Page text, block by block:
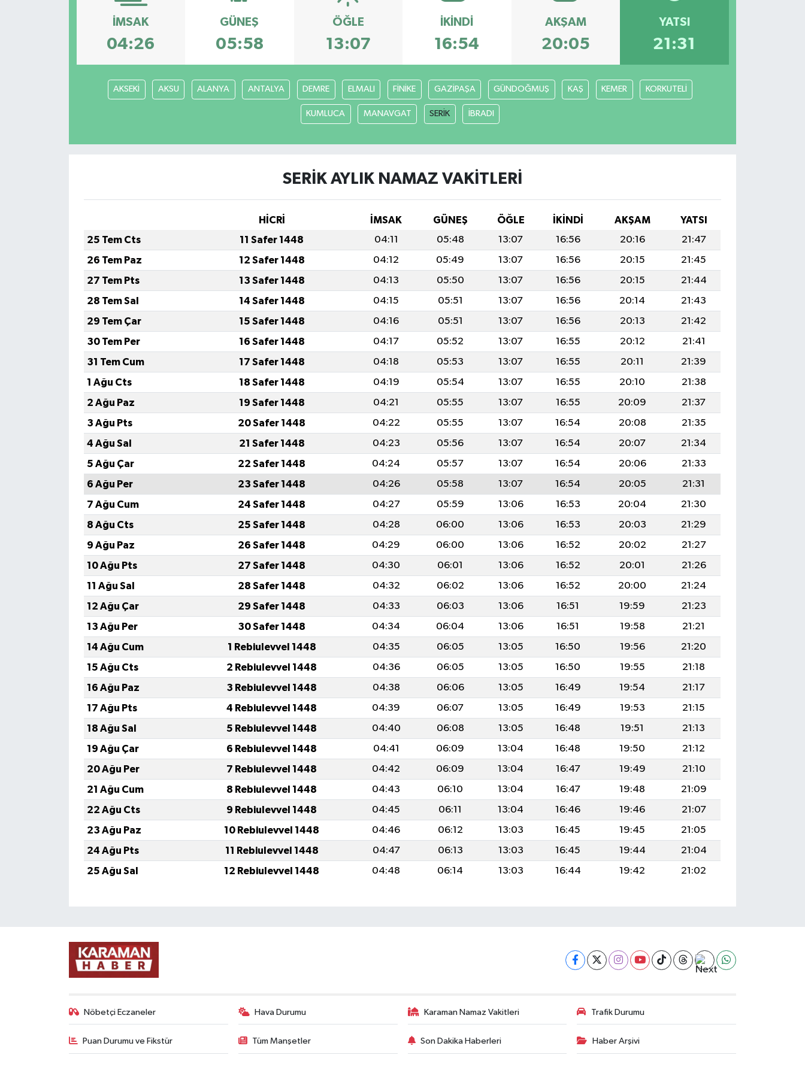
İMSAK
04:26
GÜNEŞ
05:58
ÖĞLE
13:07
İKINDI
16:54
AKŞAM
20:05
YATSI
21:31
AKSEKİ AKSU ALANYA ANTALYA DEMRE ELMALI FİNİKE GAZİPAŞA GÜNDOĞMUŞ KAŞ KEMER KORKUTELİ
KUMLUCA MANAVGAT SERİK İBRADI
SERİK AYLIK NAMAZ VAKITLERI
HİCRİ İMSAK GÜNEŞ ÖĞLE İKINDI AKŞAM
YATSI
25 Tem Cts
11 Safer 1448 04:11 05:48 13:07 16:56 20:16
21:47
26 Tem Paz
12 Safer 1448 04:12 05:49 13:07 16:56 20:15
21:45
27 Tem Pts
13 Safer 1448 04:13 05:50 13:07 16:56 20:15
21:44
28 Tem Sal
14 Safer 1448 04:15 05:51 13:07 16:56 20:14
21:43
29 Tem Çar
15 Safer 1448 04:16 05:51 13:07 16:56 20:13
21:42
30 Tem Per
16 Safer 1448 04:17 05:52 13:07 16:55 20:12
21:41
31 Tem Cum
17 Safer 1448 04:18 05:53 13:07 16:55 20:11
21:39
1 Ağu Cts
18 Safer 1448 04:19 05:54 13:07 16:55 20:10
21:38
2 Ağu Paz
19 Safer 1448 04:21 05:55 13:07 16:55 20:09
21:37
3 Ağu Pts
20 Safer 1448 04:22 05:55 13:07 16:54 20:08
21:35
4 Ağu Sal
21 Safer 1448 04:23 05:56 13:07 16:54 20:07
21:34
5 Ağu Çar
22 Safer 1448 04:24 05:57 13:07 16:54 20:06
21:33
6 Ağu Per
23 Safer 1448 04:26 05:58 13:07 16:54 20:05
21:31
7 Ağu Cum
24 Safer 1448 04:27 05:59 13:06 16:53 20:04
21:30
8 Ağu Cts
25 Safer 1448 04:28 06:00 13:06 16:53 20:03
21:29
9 Ağu Paz
26 Safer 1448 04:29 06:00 13:06 16:52 20:02
21:27
10 Ağu Pts
27 Safer 1448 04:30 06:01 13:06 16:52 20:01
21:26
11 Ağu Sal
28 Safer 1448 04:32 06:02 13:06 16:52 20:00
21:24
12 Ağu Çar
29 Safer 1448 04:33 06:03 13:06 16:51 19:59
21:23
13 Ağu Per
30 Safer 1448 04:34 06:04 13:06 16:51 19:58
21:21
14 Ağu Cum
1 Rebiulevvel 1448 04:35 06:05 13:05 16:50 19:56
21:20
15 Ağu Cts
2 Rebiulevvel 1448 04:36 06:05 13:05 16:50 19:55
21:18
16 Ağu Paz
3 Rebiulevvel 1448 04:38 06:06 13:05 16:49 19:54
21:17
17 Ağu Pts
4 Rebiulevvel 1448 04:39 06:07 13:05 16:49 19:53
21:15
18 Ağu Sal
5 Rebiulevvel 1448 04:40 06:08 13:05 16:48 19:51
21:13
19 Ağu Çar
6 Rebiulevvel 1448 04:41 06:09 13:04 16:48 19:50
21:12
20 Ağu Per
7 Rebiulevvel 1448 04:42 06:09 13:04 16:47 19:49
21:10
21 Ağu Cum
8 Rebiulevvel 1448 04:43 06:10 13:04 16:47 19:48
21:09
22 Ağu Cts
9 Rebiulevvel 1448 04:45 06:11 13:04 16:46 19:46
21:07
23 Ağu Paz
10 Rebiulevvel 1448 04:46 06:12 13:03 16:45 19:45
21:05
24 Ağu Pts
11 Rebiulevvel 1448 04:47 06:13 13:03 16:45 19:44
21:04
25 Ağu Sal
12 Rebiulevvel 1448 04:48 06:14 13:03 16:44 19:42 21:02
Nöbetçi Eczaneler Hava Durumu Karaman Namaz Vakitleri Trafik Durumu
Puan Durumu ve Fikstür Tüm Manşetler Son Dakika Haberleri Haber Arşivi